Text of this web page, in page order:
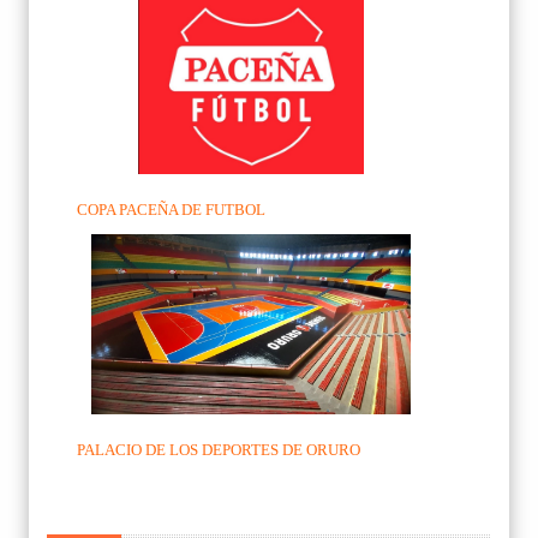
COPA PACEÑA DE FUTBOL
PALACIO DE LOS DEPORTES DE ORURO